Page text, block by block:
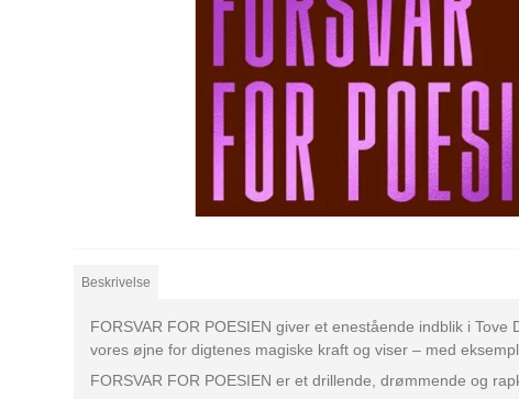
Beskrivelse
FORSVAR FOR POESIEN giver et enestående indblik i
vores øjne for digtenes magiske kraft og viser – med
FORSVAR FOR POESIEN er et drillende, drømmende og